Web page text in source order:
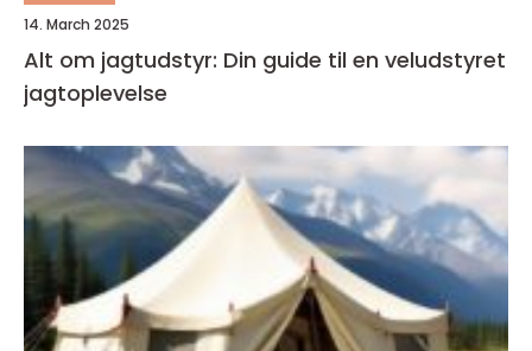
14. March 2025
Alt om jagtudstyr: Din guide til en veludstyret
jagtoplevelse